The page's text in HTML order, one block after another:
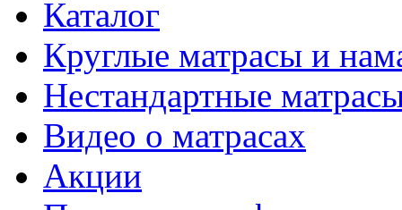
Каталог
Круглые матрасы и
Нестандартные
Видео о матрасах
Акции